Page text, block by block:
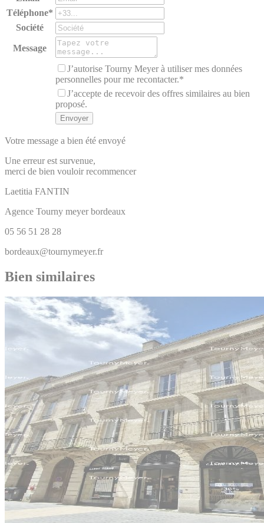
Téléphone*
Société
Message
J’autorise Tourny Meyer à utiliser mes données
personnelles pour me recontacter.*
J’accepte de recevoir des offres similaires au bien
proposé.
Votre message a bien été envoyé
Une erreur est survenue,
merci de bien vouloir recommencer
Laetitia FANTIN
Agence Tourny meyer bordeaux
05 56 51 28 28
bordeaux@tournymeyer.fr
Bien similaires